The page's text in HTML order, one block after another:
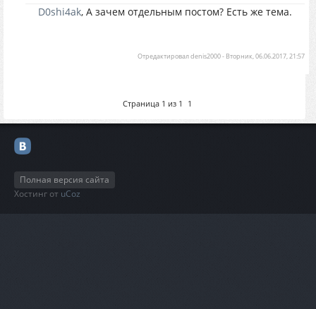
D0shi4ak, А зачем отдельным постом? Есть же тема.
Отредактировалdenis2000- Вторник, 06.06.2017, 21:57
Страница 1 из 1 1
Полная версия сайта
Хостинг от uCoz